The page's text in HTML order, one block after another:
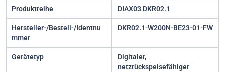
Produktreihe DIAX03 DKR02.1
Hersteller-/Bestell-/Identnu
mmer
DKR02.1-W200N-BE23-01-FW
Gerätetyp
Digitaler,
netzrückspeisefähiger